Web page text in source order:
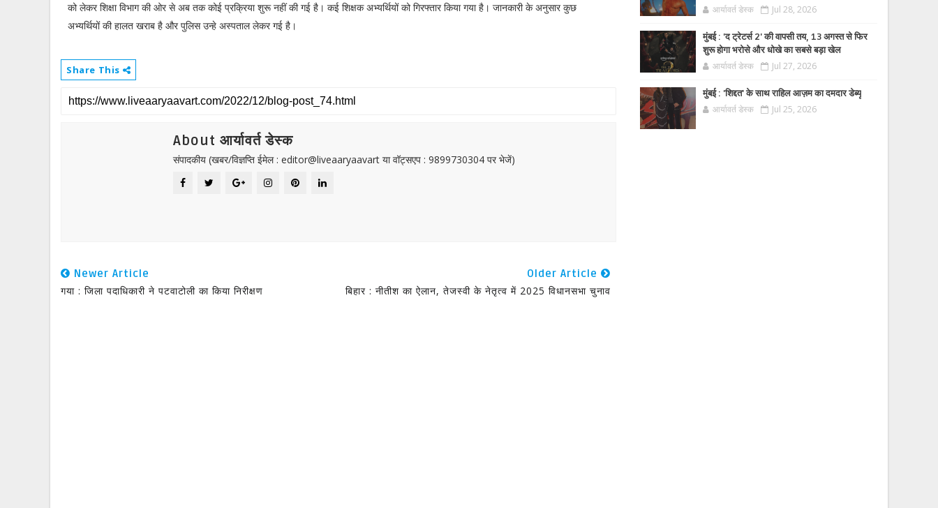
को लेकर शिक्षा विभाग की ओर से अब तक कोई प्रक्रिया शुरू नहीं की गई है। कई शिक्षक अभ्यर्थियों को गिरफ्तार किया गया है। जानकारी के अनुसार कुछ
अभ्यर्थियों की हालत खराब है और पुलिस उन्हे अस्पताल लेकर गई है।
Share This
About आर्यावर्त डेस्क
संपादकीय (खबर/विज्ञप्ति ईमेल : editor@liveaaryaavart या वॉट्सएप : 9899730304 पर भेजें)
Newer Article
गया : जिला पदाधिकारी ने पटवाटोली का किया निरीक्षण
Older Article
बिहार : नीतीश का ऐलान, तेजस्वी के नेतृत्व में 2025 विधानसभा चुनाव
आर्यावर्त डेस्क Jul 28, 2026
मुंबई : 'द ट्रेटर्स 2' की वापसी तय, 13 अगस्त से फिर
शुरू होगा भरोसे और धोखे का सबसे बड़ा खेल
आर्यावर्त डेस्क Jul 27, 2026
मुंबई : 'शिद्दत' के साथ राहिल आज़म का दमदार डेब्यू
आर्यावर्त डेस्क Jul 25, 2026